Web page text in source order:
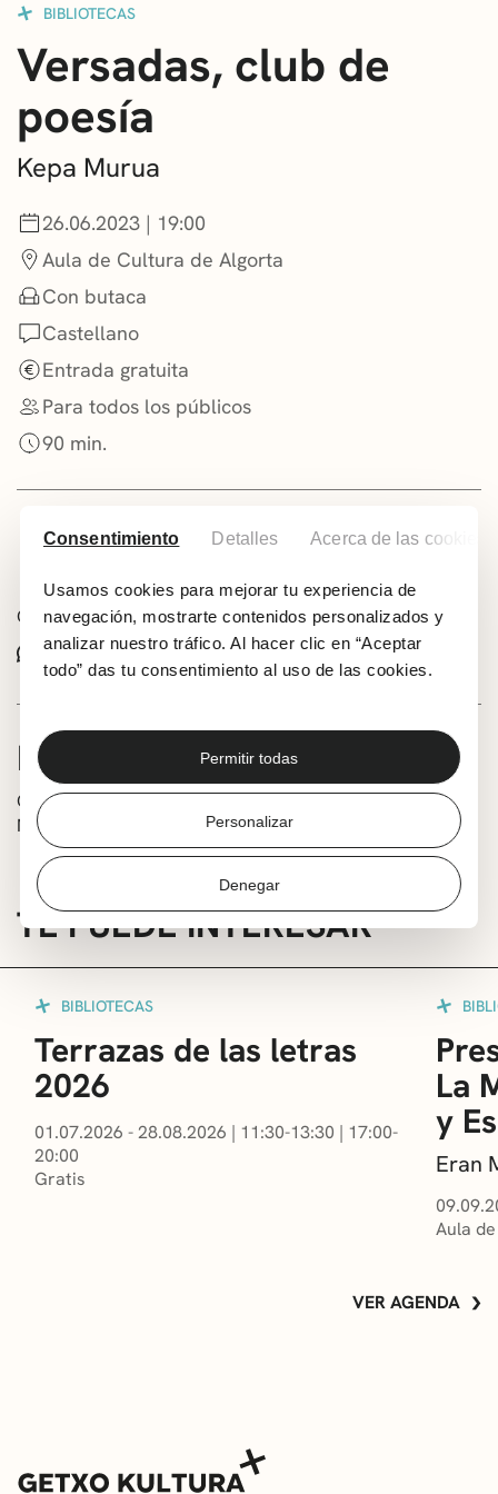
Consentimiento Detalles Acerca de las cookies
Usamos cookies para mejorar tu experiencia de
navegación, mostrarte contenidos personalizados y
analizar nuestro tráfico. Al hacer clic en “Aceptar
todo” das tu consentimiento al uso de las cookies.
Permitir todas
Personalizar
Denegar
NOTICIAS
GETXO KULTURA
ASOCIACIONES CULTURALES
BIBLIOTECAS
Versadas, club de
poesía
Kepa Murua
26.06.2023 | 19:00
Aula de Cultura de Algorta
Con butaca
Castellano
Entrada gratuita
Para todos los públicos
90 min.
Añadir a tu calendario
Comparte este evento:
Whatsapp
Facebook X
INFORMACIÓN
Club de poesía Versadas, en relación a la obra de Kepa
Murua.
TE PUEDE INTERESAR
BIBLIOTECAS
Terrazas de las letras
2026
01.07.2026 - 28.08.2026 | 11:30-13:30 | 17:00-
20:00
Gratis
La
y
Eran
Aula
VER AGENDA